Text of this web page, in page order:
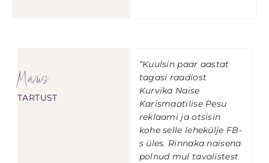
Maris
TARTUST
“Kuulsin paar aastat
tagasi raadiost
Kurvika Naise
Karismaatilise Pesu
reklaami ja otsisin
kohe selle lehekülje FB-
s üles. Rinnaka naisena
polnud mul tavalistest